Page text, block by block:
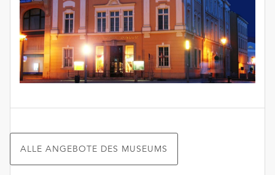
ALLE ANGEBOTE DES MUSEUMS